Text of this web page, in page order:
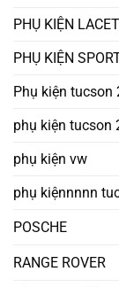
PHỤ KIỆN
PHỤ KIỆN
Phụ kiện tucson
phụ kiện tucson
phụ kiện vw
phụ kiệnnnnn
POSCHE
RANGE ROVER